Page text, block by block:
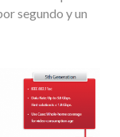
segundo y un